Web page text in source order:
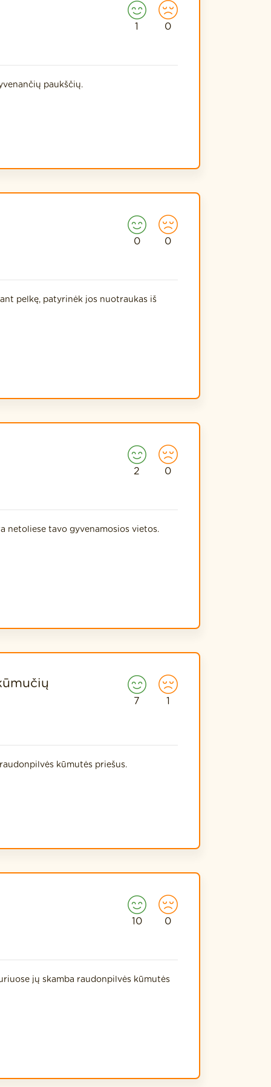
1 0
paukščių.
0 0
pelkę, patyrinėk jos nuotraukas iš
2 0
netoliese tavo gyvenamosios vietos.
7 1
kūmutės priešus.
10 0
jų skamba raudonpilvės kūmutės